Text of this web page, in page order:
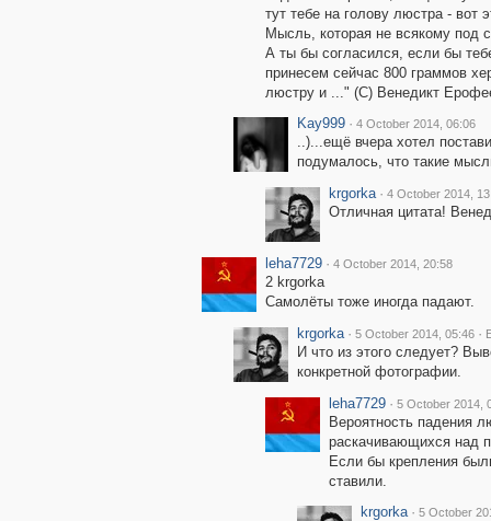
тут тебе на голову люстра -
Мысль, которая не всякому под
А ты бы согласился, если бы
принесем сейчас 800 граммов
люстру и ..." (С) Венедикт
Kay999 · 4 October 2014, 06:06
..)...ещё вчера хотел
подумалось, что такие
krgorka · 4 October 2014,
Отличная цитата!
leha7729 · 4 October 2014, 20:58
2 krgorka
Самолёты тоже иногда падают.
krgorka · 5 October 2014, 05:46 ·
И что из этого следует?
конкретной фотографии.
leha7729 · 5 October 2014,
Вероятность падения
раскачивающихся над
Если бы крепления
ставили.
krgorka · 5 October